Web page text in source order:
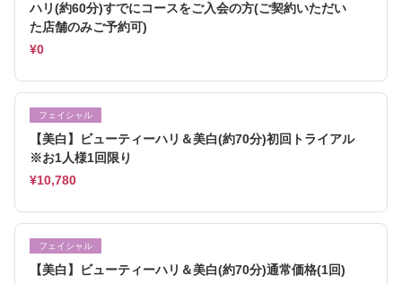
ハリ(約60分)すでにコースをご入会の方(ご契約いただい
た店舗のみご予約可)
¥0
フェイシャル
【美白】ビューティーハリ＆美白(約70分)初回トライアル
※お1人様1回限り
¥10,780
フェイシャル
【美白】ビューティーハリ＆美白(約70分)通常価格(1回)